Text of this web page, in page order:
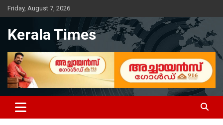
Skip
to
Friday, August 7, 2026
Kerala Times